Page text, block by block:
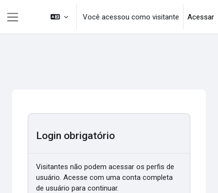
Ir para o conteúdo principal
Você acessou como visitante Acessar
Login obrigatório
Visitantes não podem acessar os perfis de
usuário. Acesse com uma conta completa
de usuário para continuar.